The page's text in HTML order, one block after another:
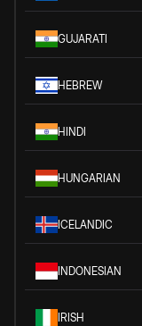
GUJARATI
HEBREW
HINDI
HUNGARIAN
ICELANDIC
INDONESIAN
IRISH